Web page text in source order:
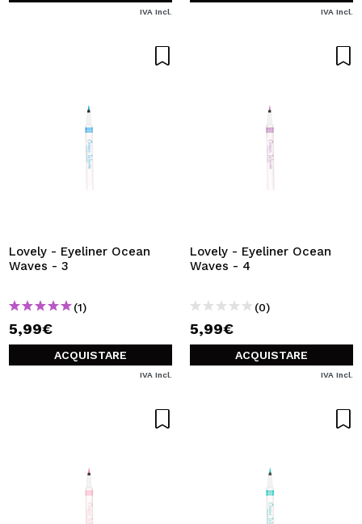
IVA Incl. IVA Incl.
Lovely - Eyeliner Ocean
Waves - 3
(1)
5,99€
ACQUISTARE
IVA Incl.
Lovely - Eyeliner Ocean
Waves - 4
(0)
5,99€
ACQUISTARE
IVA Incl.